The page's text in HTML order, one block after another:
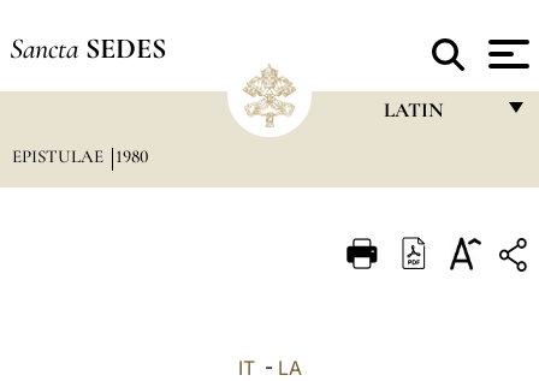
Sancta SEDES
LATIN
ITALIANO
EPISTULAE 1980
IT- LA